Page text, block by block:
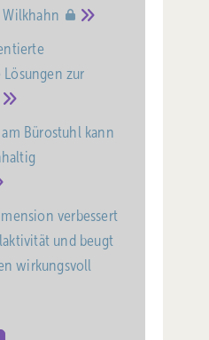
Wilkhahn
zur
Bürostuhl kann
verbessert
und beugt
wirkungsvoll